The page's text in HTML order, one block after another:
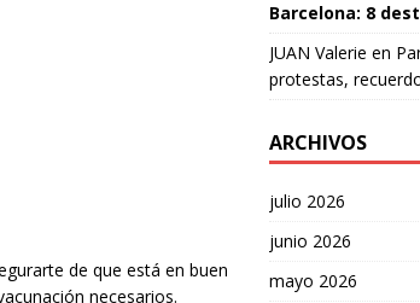
de que está en buen
necesarios.
Barcelona: 8
JUAN Valerie en
protestas,
ARCHIVOS
julio 2026
junio 2026
mayo 2026